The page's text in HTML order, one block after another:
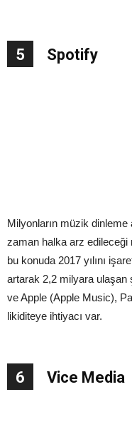
5 Spotify
Milyonların müzik dinleme
zaman halka arz
bu konuda 2017 yılını
artarak 2,2 milyara ulaşan
ve Apple (Apple Music),
likiditeye ihtiyacı var.
6 Vice Media